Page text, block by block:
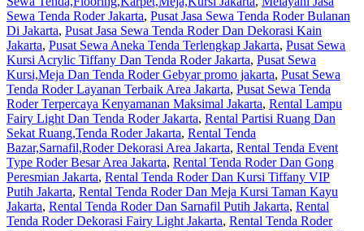
Sewa Tenda Roder Jakarta, Pusat Jasa Sewa Tenda Roder Bulanan
Di Jakarta, Pusat Jasa Sewa Tenda Roder Dan Dekorasi Kain
Jakarta, Pusat Sewa Aneka Tenda Terlengkap Jakarta, Pusat Sewa
Kursi Acrylic Tiffany Dan Tenda Roder Jakarta, Pusat Sewa
Kursi,Meja Dan Tenda Roder Gebyar promo jakarta, Pusat Sewa
Tenda Roder Layanan Terbaik Area Jakarta, Pusat Sewa Tenda
Roder Terpercaya Kenyamanan Maksimal Jakarta, Rental Lampu
Fairy Light Dan Tenda Roder Jakarta, Rental Partisi Ruang Dan
Sekat Ruang,Tenda Roder Jakarta, Rental Tenda
Bazar,Sarnafil,Roder Dekorasi Area Jakarta, Rental Tenda Event
Type Roder Besar Area Jakarta, Rental Tenda Roder Dan Gong
Peresmian Jakarta, Rental Tenda Roder Dan Kursi Tiffany VIP
Putih Jakarta, Rental Tenda Roder Dan Meja Kursi Taman Kayu
Jakarta, Rental Tenda Roder Dan Sarnafil Putih Jakarta, Rental
Tenda Roder Dekorasi Fairy Light Jakarta, Rental Tenda Roder